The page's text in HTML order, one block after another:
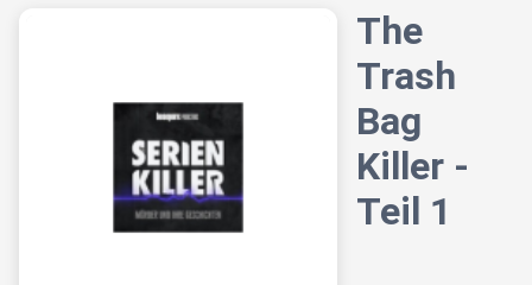
The
Trash
Bag
Killer -
Teil 1